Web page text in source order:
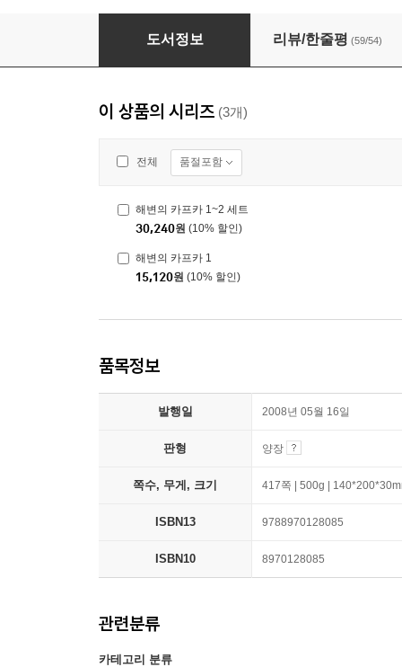
해변의 카프카 (상)
도서정보 리뷰/한줄평 (59/54)
이 상품의 시리즈 (3개)
전체 품절포함
해변의 카프카 1~2 세트
30,240원 (10% 할인)
해변의 카프카 1
15,120원 (10% 할인)
품목정보
발행일 2008년 05월 16일
판형 양장
쪽수, 무게, 크기 417쪽 | 500g |
ISBN13 9788970128085
ISBN10 8970128085
관련분류
카테고리 분류